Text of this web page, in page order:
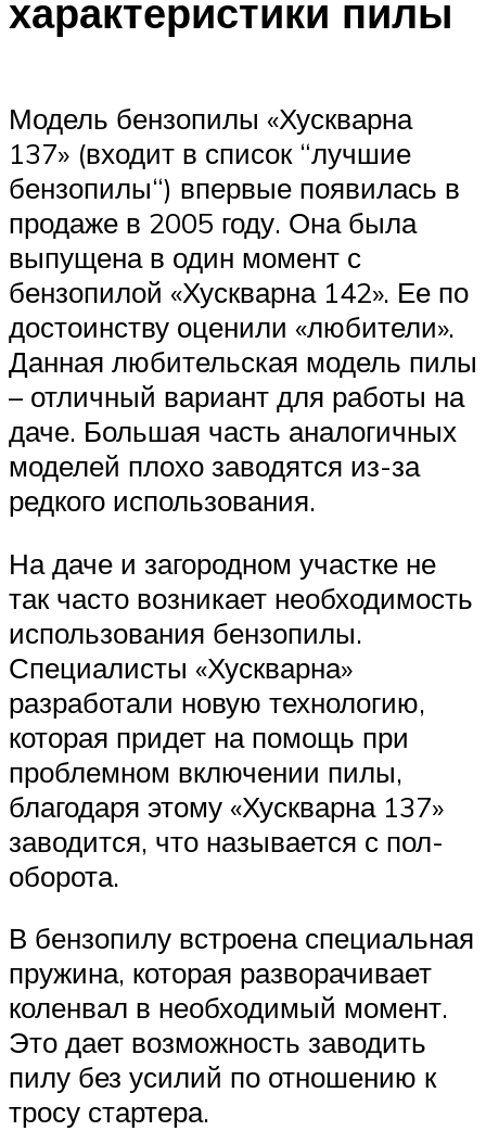
характеристики пилы
Модель бензопилы «Хускварна
137» (входит в список “лучшие
бензопилы“) впервые появилась в
продаже в 2005 году. Она была
выпущена в один момент с
бензопилой «Хускварна 142». Ее по
достоинству оценили «любители».
Данная любительская модель пилы
– отличный вариант для работы на
даче. Большая часть аналогичных
моделей плохо заводятся из-за
редкого использования.
На даче и загородном участке не
так часто возникает необходимость
использования бензопилы.
Специалисты «Хускварна»
разработали новую технологию,
которая придет на помощь при
проблемном включении пилы,
благодаря этому «Хускварна 137»
заводится, что называется с пол-
оборота.
В бензопилу встроена специальная
пружина, которая разворачивает
коленвал в необходимый момент.
Это дает возможность заводить
пилу без усилий по отношению к
тросу стартера.